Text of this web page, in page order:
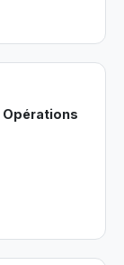
Opérations